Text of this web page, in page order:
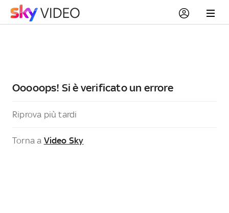
Ooooops! Si è verificato un errore
Riprova più tardi
Torna a Video Sky